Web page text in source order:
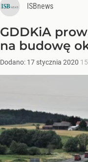
ISBnews
GDDKiA
na budowę
Dodano: 17 stycznia 2020